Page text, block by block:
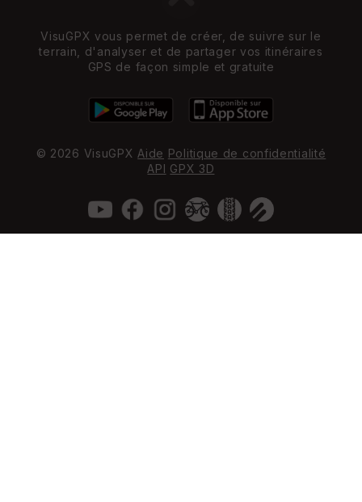
VisuGPX vous permet de créer, de suivre sur le
terrain, d'analyser et de partager vos itinéraires
GPS de façon simple et gratuite
© 2026 VisuGPX Aide Politique de confidentialité
API GPX 3D